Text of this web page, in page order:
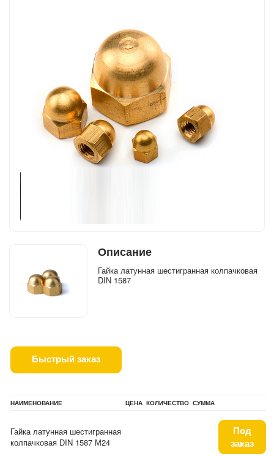
Описание
Гайка латунная шестигранная колпачковая
DIN 1587
Быстрый заказ
НАИМЕНОВАНИЕ ЦЕНА КОЛИЧЕСТВО СУММА
Гайка латунная шестигранная
колпачковая DIN 1587 М24
Под
заказ